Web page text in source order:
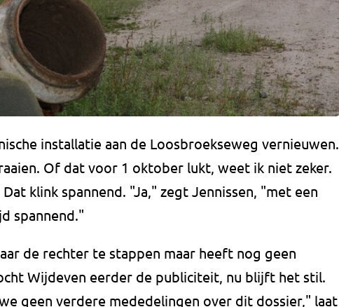
installatie aan de Loosbroekseweg vernieuwen.
Of dat voor 1 oktober lukt, weet ik niet zeker.
klink spannend. "Ja," zegt Jennissen, "met een
spannend."
de rechter te stappen maar heeft nog geen
Wijdeven eerder de publiciteit, nu blijft het stil.
geen verdere mededelingen over dit dossier," laat